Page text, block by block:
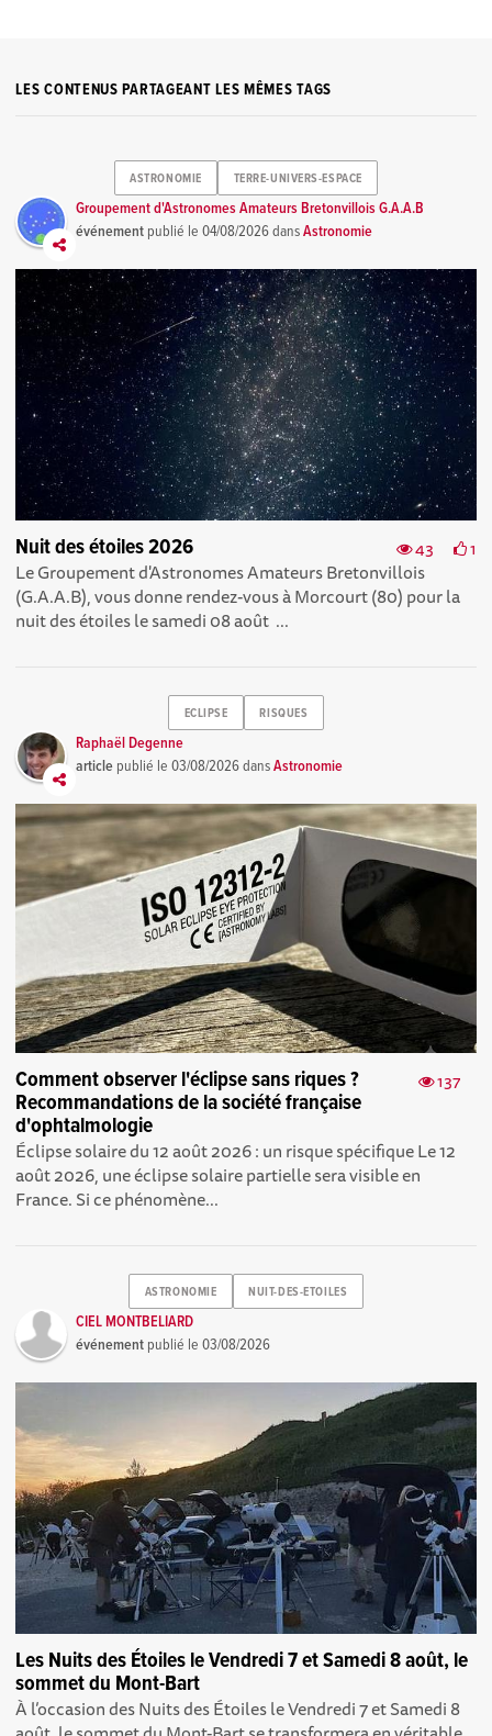
LES CONTENUS PARTAGEANT LES MÊMES TAGS
ASTRONOMIE TERRE-UNIVERS-ESPACE
Groupement d'Astronomes Amateurs Bretonvillois G.A.A.B
événement publié le04/08/2026dansAstronomie
43 1
Nuit des étoiles 2026
Le Groupement d'Astronomes Amateurs Bretonvillois
(G.A.A.B), vous donne rendez-vous à Morcourt (80) pour la
nuit des étoiles le samedi 08 août ...
ECLIPSE RISQUES
Raphaël Degenne
article publié le03/08/2026dansAstronomie
137
Comment observer l'éclipse sans riques ?
Recommandations de la société française
d'ophtalmologie
Éclipse solaire du 12 août 2026 : un risque spécifique Le 12
août 2026, une éclipse solaire partielle sera visible en
France. Si ce phénomène...
ASTRONOMIE NUIT-DES-ETOILES
CIEL MONTBELIARD
événement publié le03/08/2026
Les Nuits des Étoiles le Vendredi 7 et Samedi 8 août, le
sommet du Mont-Bart
À l’occasion des Nuits des Étoiles le Vendredi 7 et Samedi 8